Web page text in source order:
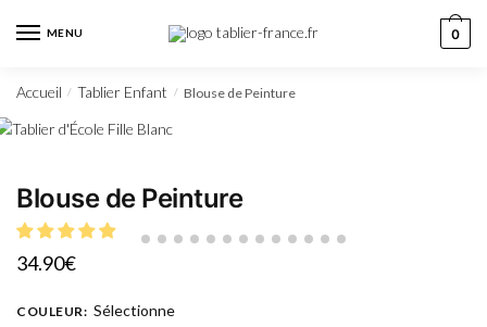
MENU 0
Accueil / Tablier Enfant / Blouse de Peinture
Blouse de Peinture
34.90€
COULEUR: Sélectionne